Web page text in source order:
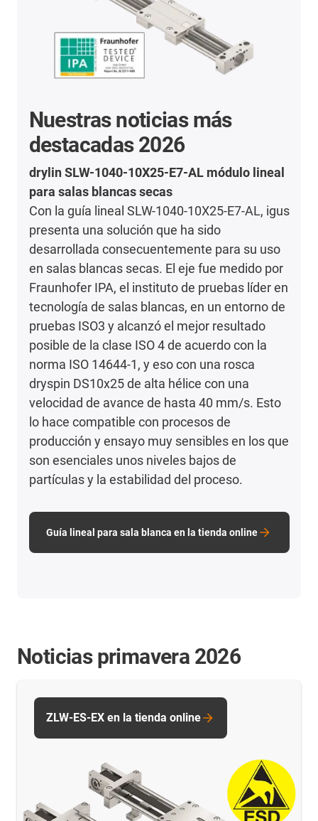
Nuestras noticias más
destacadas 2026
drylin SLW-1040-10X25-E7-AL módulo lineal
para salas blancas secas
Con la guía lineal SLW-1040-10X25-E7-AL, igus
presenta una solución que ha sido
desarrollada consecuentemente para su uso
en salas blancas secas. El eje fue medido por
Fraunhofer IPA, el instituto de pruebas líder en
tecnología de salas blancas, en un entorno de
pruebas ISO3 y alcanzó el mejor resultado
posible de la clase ISO 4 de acuerdo con la
norma ISO 14644-1, y eso con una rosca
dryspin DS10x25 de alta hélice con una
velocidad de avance de hasta 40 mm/s. Esto
lo hace compatible con procesos de
producción y ensayo muy sensibles en los que
son esenciales unos niveles bajos de
partículas y la estabilidad del proceso.
Guía lineal para sala blanca en la tienda online
Noticias primavera 2026
ZLW-ES-EX en la tienda online